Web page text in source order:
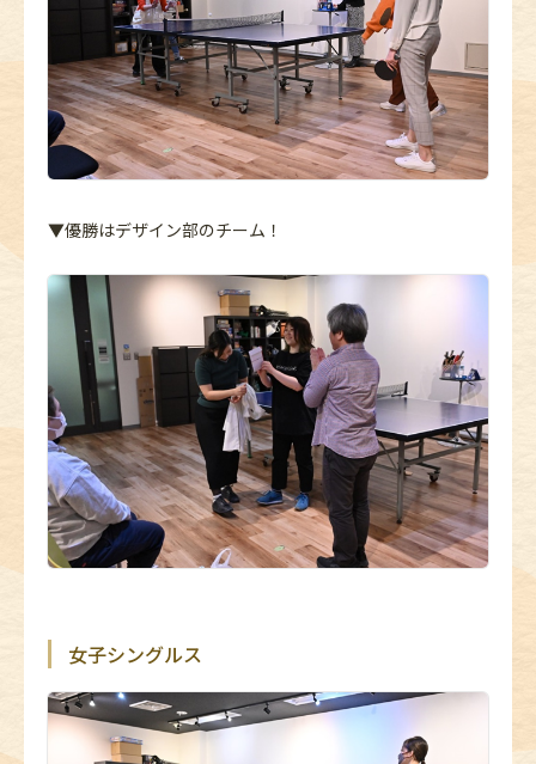
▼優勝はデザイン部のチーム！
女子シングルス